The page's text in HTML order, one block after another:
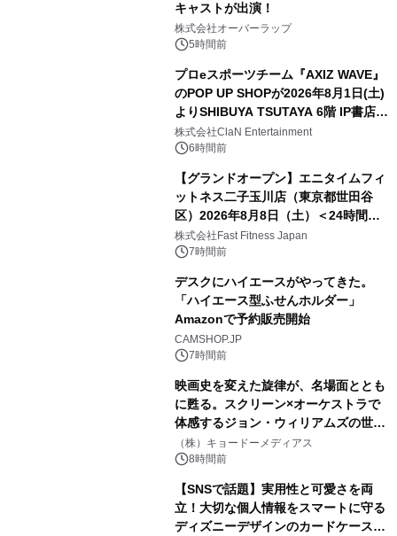
キャストが出演！
株式会社オーバーラップ
5時間前
プロeスポーツチーム『AXIZ WAVE』
のPOP UP SHOPが2026年8月1日(土)
よりSHIBUYA TSUTAYA 6階 IP書店で
開催決定！！
株式会社ClaN Entertainment
6時間前
【グランドオープン】エニタイムフィ
ットネス二子玉川店（東京都世田谷
区）2026年8月8日（土）＜24時間年
中無休のフィットネスジム＞
株式会社Fast Fitness Japan
7時間前
デスクにハイエースがやってきた。
「ハイエース型ふせんホルダー」
Amazonで予約販売開始
CAMSHOP.JP
7時間前
映画史を変えた旋律が、名場面ととも
に甦る。スクリーン×オーケストラで
体感するジョン・ウィリアムズの世
界。ジョン・ウィリアムズ：シネマ・
スペクタキュラー・コンサート 開催決
定！
（株）キョードーメディアス
8時間前
【SNSで話題】実用性と可愛さを両
立！大切な個人情報をスマートに守る
ディズニーデザインのカードケースを